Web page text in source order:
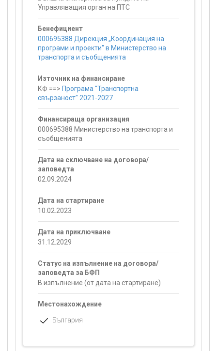
Управляващия орган на ПТС
Бенефициент
000695388 Дирекция „Координация на
програми и проекти" в Министерство на
транспорта и съобщенията
Източник на финансиране
КФ ==> Програма "Транспортна
свързаност" 2021-2027
Финансираща организация
000695388 Министерство на транспорта и
съобщенията
Дата на сключване на договора/
заповедта
02.09.2024
Дата на стартиране
10.02.2023
Дата на приключване
31.12.2029
Статус на изпълнение на договора/
заповедта за БФП
В изпълнение (от дата на стартиране)
Местонахождение
България